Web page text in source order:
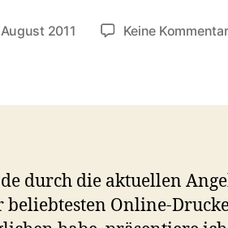
2011 Keine
durch die aktuellen
Online-